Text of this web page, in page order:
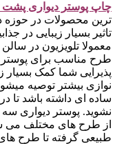
چاپ پوستر دیواری پشت
ترین محصولات در
تاثیر بسیار زیبایی در
معمولا تلویزیون در سالن
طرح مناسب برای پوستر
پذیرایی شما کمک بسیار
نوازی بیشتر توصیه
ساده ای داشته باشد تا
نشوید. پوستر دیواری
از طرح های مختلف می
طبیعی گرفته تا طرح